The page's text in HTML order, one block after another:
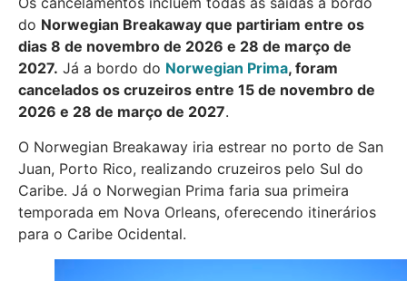
do Norwegian Breakaway que partiriam entre os
dias 8 de novembro de 2026 e 28 de março de
2027. Já a bordo do Norwegian Prima, foram
cancelados os cruzeiros entre 15 de novembro de
2026 e 28 de março de 2027.
O Norwegian Breakaway iria estrear no porto de San
Juan, Porto Rico, realizando cruzeiros pelo Sul do
Caribe. Já o Norwegian Prima faria sua primeira
temporada em Nova Orleans, oferecendo itinerários
para o Caribe Ocidental.